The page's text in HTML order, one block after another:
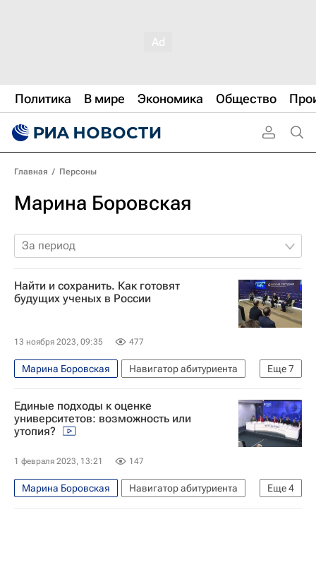
Политика В мире Экономика Общество
Главная / Персоны
Марина Боровская
За период
Найти и сохранить. Как готовят
будущих ученых в России
13 ноября 2023, 09:35 477
Еще7
Марина Боровская
Навигатор абитуриента
Россия
Университетская наука
Александр Мажуга
Южный федеральный университет
МГУ имени М. В. Ломоносова
Санкт-Петербургский государственный университет
Общество
Единые подходы к оценке
университетов: возможность или
утопия?
1 февраля 2023, 13:21 147
Еще4
Марина Боровская
Навигатор абитуриента
Россия
Синергия